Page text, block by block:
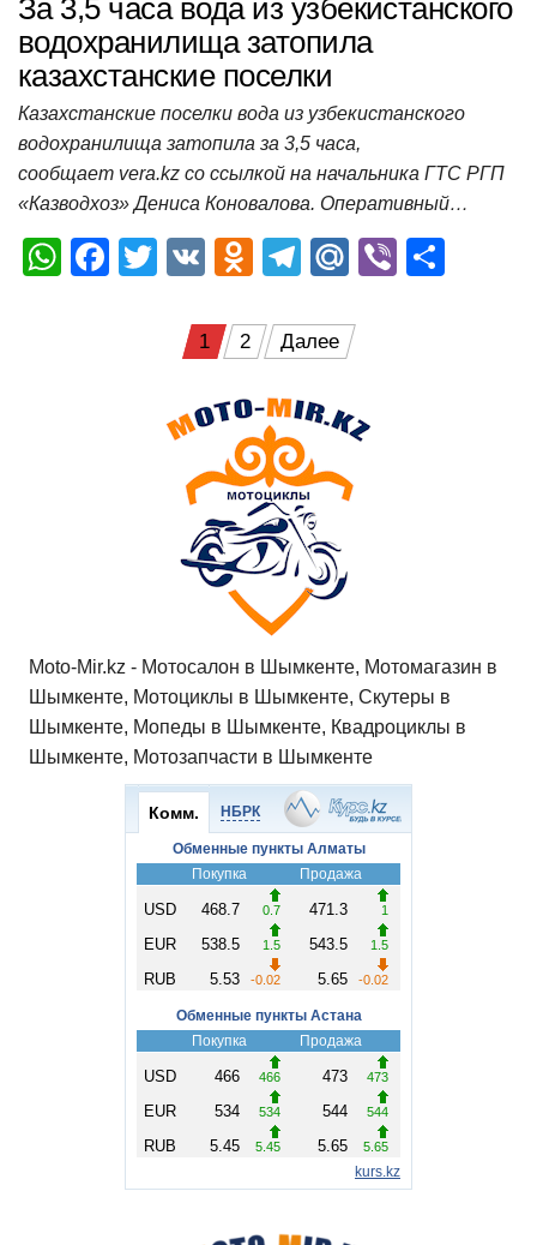
За 3,5 часа вода из узбекистанского
водохранилища затопила
казахстанские поселки
Казахстанские поселки вода из узбекистанского
водохранилища затопила за 3,5 часа,
сообщает vera.kz со ссылкой на начальника ГТС РГП
«Казводхоз» Дениса Коновалова. Оперативный…
W F
T
er
V
O
n
o
kl
a
ss
ni
ki
T
e
gr
a
m
M
.R
Vi
Пагинация1 2 Далее
Moto-Mir.kz - Мотосалон в Шымкенте, Мотомагазин в
Шымкенте, Мотоциклы в Шымкенте, Скутеры в
Шымкенте, Мопеды в Шымкенте, Квадроциклы в
Шымкенте, Мотозапчасти в Шымкенте